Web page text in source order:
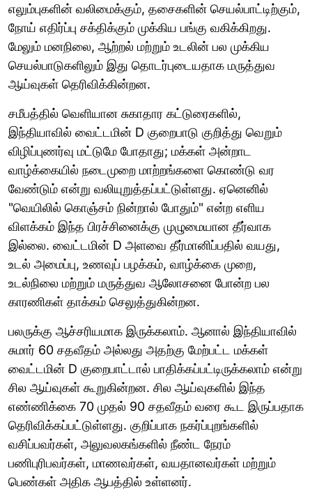
எலும்புகளின் வலிமைக்கும், தசைகளின் செயல்பாட்டிற்கும்,
நோய் எதிர்ப்பு சக்திக்கும் முக்கிய பங்கு வகிக்கிறது.
மேலும் மனநிலை, ஆற்றல் மற்றும் உடலின் பல முக்கிய
செயல்பாடுகளிலும் இது தொடர்புடையதாக மருத்துவ
ஆய்வுகள் தெரிவிக்கின்றன.
சமீபத்தில் வெளியான சுகாதார கட்டுரைகளில்,
இந்தியாவில் வைட்டமின் D குறைபாடு குறித்து வெறும்
விழிப்புணர்வு மட்டுமே போதாது; மக்கள் அன்றாட
வாழ்க்கையில் நடைமுறை மாற்றங்களை கொண்டு வர
வேண்டும் என்று வலியுறுத்தப்பட்டுள்ளது. ஏனெனில்
"வெயிலில் கொஞ்சம் நின்றால் போதும்" என்ற எளிய
விளக்கம் இந்த பிரச்சினைக்கு முழுமையான தீர்வாக
இல்லை. வைட்டமின் D அளவை தீர்மானிப்பதில் வயது,
உடல் அமைப்பு, உணவுப் பழக்கம், வாழ்க்கை முறை,
உடல்நிலை மற்றும் மருத்துவ ஆலோசனை போன்ற பல
காரணிகள் தாக்கம் செலுத்துகின்றன.
பலருக்கு ஆச்சரியமாக இருக்கலாம். ஆனால் இந்தியாவில்
சுமார் 60 சதவீதம் அல்லது அதற்கு மேற்பட்ட மக்கள்
வைட்டமின் D குறைபாட்டால் பாதிக்கப்பட்டிருக்கலாம் என்று
சில ஆய்வுகள் கூறுகின்றன. சில ஆய்வுகளில் இந்த
எண்ணிக்கை 70 முதல் 90 சதவீதம் வரை கூட இருப்பதாக
தெரிவிக்கப்பட்டுள்ளது. குறிப்பாக நகர்ப்புறங்களில்
வசிப்பவர்கள், அலுவலகங்களில் நீண்ட நேரம்
பணிபுரிபவர்கள், மாணவர்கள், வயதானவர்கள் மற்றும்
பெண்கள் அதிக ஆபத்தில் உள்ளனர்.